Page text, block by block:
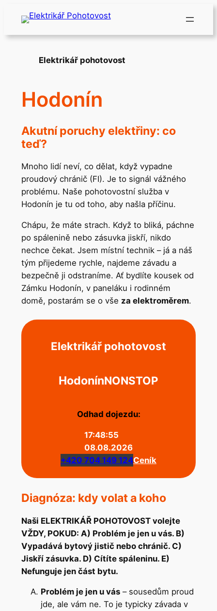
Přeskočit
obsah
Elektrikář pohotovost
Hodonín
Akutní poruchy elektřiny: co
teď?
Mnoho lidí neví, co dělat, když vypadne
proudový chránič (FI). Je to signál vážného
problému. Naše pohotovostní služba v
Hodonín je tu od toho, aby našla příčinu.
Chápu, že máte strach. Když to bliká, páchne
po spálenině nebo zásuvka jiskří, nikdo
nechce čekat. Jsem místní technik – já a náš
tým přijedeme rychle, najdeme závadu a
bezpečně ji odstraníme. Ať bydlíte kousek od
Zámku Hodonín, v paneláku i rodinném
domě, postarám se o vše za elektroměrem.
Elektrikář pohotovost
HodonínNONSTOP
Odhad dojezdu:
17:48:55
08.08.2026
+420 704 149 124Ceník
Diagnóza: kdy volat a koho
Naši ELEKTRIKÁŘ POHOTOVOST volejte
VŽDY, POKUD: A) Problém je jen u vás. B)
Vypadává bytový jistič nebo chránič. C)
Jiskří zásuvka. D) Cítíte spáleninu. E)
Nefunguje jen část bytu.
Problém je jen u vás– sousedům proud
jde, ale vám ne. To je typicky závada v